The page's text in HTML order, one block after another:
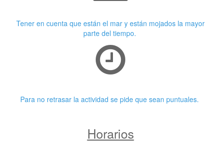
Tener en cuenta que están el mar y están mojados la mayor
parte del tiempo.
Para no retrasar la actividad se pide que sean puntuales.
Horarios